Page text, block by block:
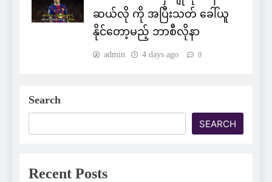
ဆယ်လို ကို အပြီးသတ် ခေါ်ယူ
နိုင်တော့မည့် ဘာစီလိုနာ
admin 4 days ago 0
Search
SEARCH
Recent Posts